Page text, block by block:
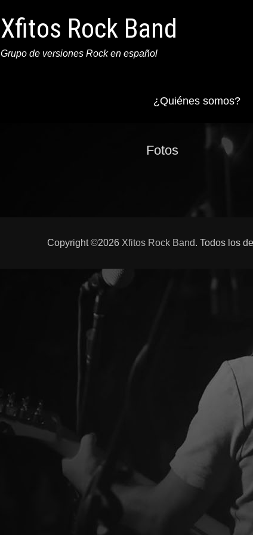
Xfitos Rock Band
Grupo de versiones Rock en español
¿Quiénes somos?
SimpLy Galleries
Fotos
Copyright ©2026 Xfitos Rock Band. Todos los